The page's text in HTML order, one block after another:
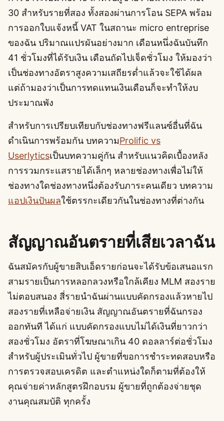
30 สำหรับรายที่สอง ทั้งสองผ่านการโอน SEPA พร้อม
การออกใบแจ้งหนี้ VAT ในสถานะ micro entreprise
ของฉัน ปริมาณแปรผันอย่างมาก เดือนหนึ่งฉันบันทึก
41 ชั่วโมงที่ได้รับเงิน เดือนถัดไปเจ็ดชั่วโมง ให้มองว่า
เป็นช่องทางอัตราสูงความเสถียรต่ำแล้วจะใช้ได้ผล
แต่ถ้ามองว่าเป็นการทดแทนเงินเดือนก็จะทำให้งบ
ประมาณพัง
สำหรับการเปรียบเทียบกับช่องทางฟรีแลนซ์อื่นที่ฉัน
ดำเนินการพร้อมกัน บทความProlific vs
Userlyticsเป็นบทความคู่กัน สำหรับแนวคิดเบื้องหลัง
การรวมกระแสรายได้เล็กๆ หลายช่องทางเพื่อไม่ให้
ช่องทางใดช่องทางหนึ่งต้องรับภาระคนเดียว บทความ
แอปเงินปันผลใช้ตรรกะเดียวกันในช่องทางที่ต่างกัน
สัญญาณอันตรายที่เสียเวลาฉัน
ฉันสมัครกับผู้ขายสิบเอ็ดรายก่อนจะได้รับข้อเสนอแรก
สามรายเป็นการหลอกลวงหรือใกล้เคียง MLM สองราย
ไม่ตอบสนอง สี่รายนำฉันผ่านแบบคัดกรองแล้วหายไป
สองรายที่เหลือจ่ายเงิน สัญญาณอันตรายที่ฉันกรอง
ออกทันที ได้แก่ แบบคัดกรองแบบไม่ได้เงินที่ยาวกว่า
สองชั่วโมง อัตราที่โฆษณาเกิน 40 ดอลลาร์ต่อชั่วโมง
สำหรับผู้ประเมินทั่วไป ผู้ขายที่ขอการชำระทดสอบหรือ
การตรวจสอบเครดิต และตำแหน่งใดก็ตามที่ต้องให้
คุณจ่ายค่าหลักสูตรฝึกอบรม ผู้ขายที่ถูกต้องจ่ายชุด
งานคุณสมบัติ ทุกครั้ง